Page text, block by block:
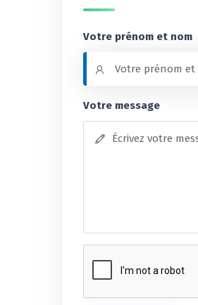
Votre prénom et nom
Votre message